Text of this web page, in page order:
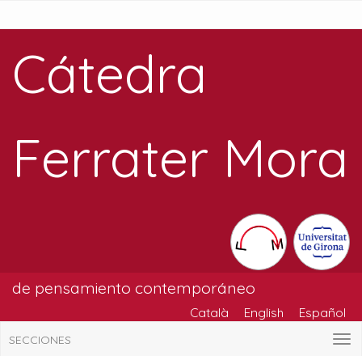
Cátedra
Ferrater Mora
de pensamiento contemporáneo
Català English Español
SECCIONES